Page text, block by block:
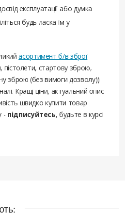
експлуатації або думка
будь ласка їм у
асортимент б/в зброї
пістолети, стартову зброю,
зброю (без вимоги дозволу))
Кращі ціни, актуальний опис
швидко купити товар
- підписуйтесь, будьте в курсі